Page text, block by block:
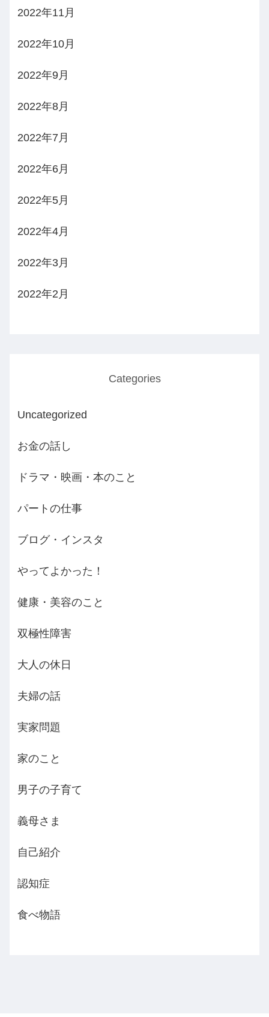
2022年11月
2022年10月
2022年9月
2022年8月
2022年7月
2022年6月
2022年5月
2022年4月
2022年3月
2022年2月
Categories
Uncategorized
お金の話し
ドラマ・映画・本のこと
パートの仕事
ブログ・インスタ
やってよかった！
健康・美容のこと
双極性障害
大人の休日
夫婦の話
実家問題
家のこと
男子の子育て
義母さま
自己紹介
認知症
食べ物語